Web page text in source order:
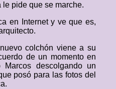
pide que se marche.
en Internet y ve que es,
colchón viene a su
de un momento en
descolgando un
posó para las fotos del